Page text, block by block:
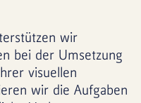
wir
bei der Umsetzung
visuellen
wir die Aufgaben